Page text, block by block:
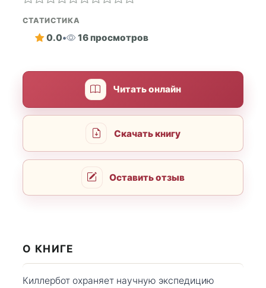
СТАТИСТИКА
0.0• 16 просмотров
Читать онлайн
Скачать книгу
Оставить отзыв
О КНИГЕ
Киллербот охраняет научную экспедицию